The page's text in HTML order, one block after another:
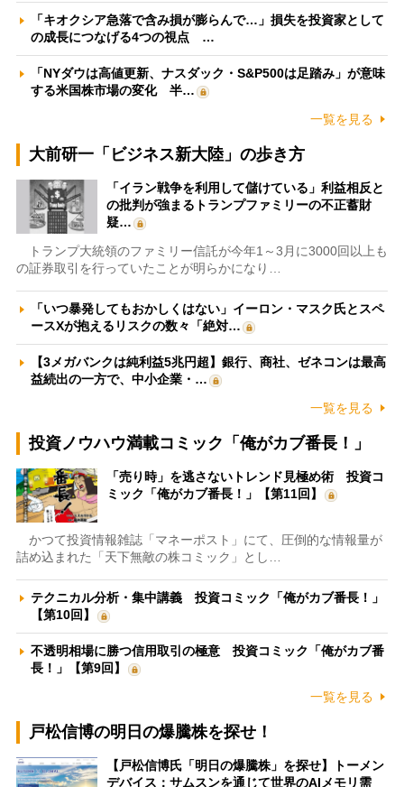
「キオクシア急落で含み損が膨らんで…」損失を投資家として
の成長につなげる4つの視点 …
「NYダウは高値更新、ナスダック・S&P500は足踏み」が意味
する米国株市場の変化 半…
一覧を見る
大前研一「ビジネス新大陸」の歩き方
「イラン戦争を利用して儲けている」利益相反と
の批判が強まるトランプファミリーの不正蓄財
疑…
トランプ大統領のファミリー信託が今年1～3月に3000回以上も
の証券取引を行っていたことが明らかになり…
「いつ暴発してもおかしくはない」イーロン・マスク氏とスペ
ースXが抱えるリスクの数々「絶対…
【3メガバンクは純利益5兆円超】銀行、商社、ゼネコンは最高
益続出の一方で、中小企業・…
一覧を見る
投資ノウハウ満載コミック「俺がカブ番長！」
「売り時」を逃さないトレンド見極め術 投資コ
ミック「俺がカブ番長！」【第11回】
かつて投資情報雑誌「マネーポスト」にて、圧倒的な情報量が
詰め込まれた「天下無敵の株コミック」とし…
テクニカル分析・集中講義 投資コミック「俺がカブ番長！」
【第10回】
不透明相場に勝つ信用取引の極意 投資コミック「俺がカブ番
長！」【第9回】
一覧を見る
戸松信博の明日の爆騰株を探せ！
【戸松信博氏「明日の爆騰株」を探せ】トーメン
デバイス：サムスンを通じて世界のAIメモリ需